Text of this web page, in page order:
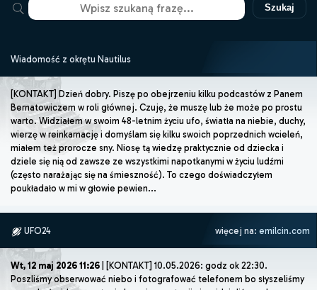
Szukaj
Wiadomość z okrętu Nautilus
[KONTAKT] Dzień dobry. Piszę po obejrzeniu kilku podcastów z Panem
Bernatowiczem w roli głównej. Czuję, że muszę lub że może po prostu
warto. Widziałem w swoim 48-letnim życiu ufo, światła na niebie, duchy,
wierzę w reinkarnację i domyślam się kilku swoich poprzednich wcieleń,
miałem też prorocze sny. Niosę tą wiedzę praktycznie od dziecka i
dziele się nią od zawsze ze wszystkimi napotkanymi w życiu ludźmi
(często narażając się na śmieszność). To czego doświadczyłem
poukładało w mi w głowie pewien...
UFO24 więcej na: emilcin.com
Wt, 12 maj 2026 11:26 | [KONTAKT] 10.05.2026: godz ok 22:30.
Poszliśmy obserwować niebo i fotografować telefonem bo słyszeliśmy